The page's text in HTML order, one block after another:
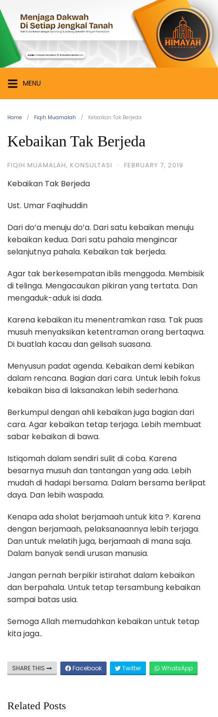
to
content
Himayah
Foundation
Menjaga
Dakwah
di
Setiap
Jengkal
MENU
Home Fiqih Muamalah Kebaikan Tak Berjeda
Kebaikan Tak Berjeda
FIQIH MUAMALAH, KONSULTASI · FEBRUARY 7, 2019
Kebaikan Tak Berjeda
Ust. Umar Faqihuddin
Dari do’a menuju do’a. Dari satu kebaikan menuju
kebaikan kedua. Dari satu pahala mengincar
selanjutnya pahala. Kebaikan tak berjeda.
Agar tak berkesempatan iblis menggoda. Membisik
di telinga. Mengacaukan pikiran yang tertata. Dan
mengaduk-aduk isi dada.
Karena kebaikan itu menentramkan rasa. Tak puas
musuh menyaksikan ketentraman orang bertaqwa.
Di buatlah kacau dan gelisah suasana.
Menyusun padat agenda. Kebaikan demi kebikan
dalam rencana. Bagian dari cara. Untuk lebih fokus
kebaikan bisa di laksanakan lebih sederhana.
Berkumpul dengan ahli kebaikan juga bagian dari
cara. Agar kebaikan tetap terjaga. Lebih membuat
sabar kebaikan di bawa.
Istiqomah dalam sendiri sulit di coba. Karena
besarnya musuh dan tantangan yang ada. Lebih
mudah di hadapi bersama. Dalam bersama berlipat
daya. Dan lebih waspada.
Kenapa ada sholat berjamaah untuk kita ?. Karena
dengan berjamaah, pelaksanaannya lebih terjaga.
Dan untuk melatih juga, berjamaah di mana saja.
Dalam banyak sendi urusan manusia.
Jangan pernah berpikir istirahat dalam kebaikan
dan berpahala. Untuk tetap tersambung kebaikan
sampai batas usia.
Semoga Allah memudahkan kebaikan untuk tetap
kita jaga..
SHARE THIS Facebook Twitter WhatsApp
Related Posts